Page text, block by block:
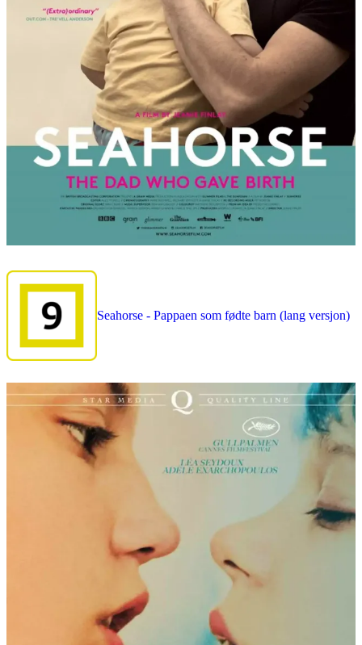
Seahorse - Pappaen som fødte barn (lang versjon)